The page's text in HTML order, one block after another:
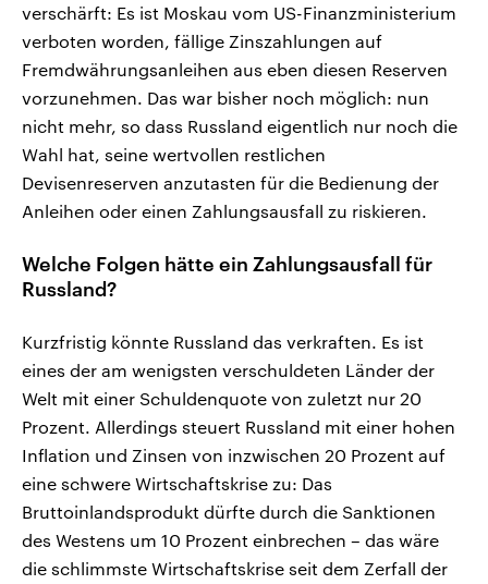
verschärft: Es ist Moskau vom US-Finanzministerium
verboten worden, fällige Zinszahlungen auf
Fremdwährungsanleihen aus eben diesen Reserven
vorzunehmen. Das war bisher noch möglich: nun
nicht mehr, so dass Russland eigentlich nur noch die
Wahl hat, seine wertvollen restlichen
Devisenreserven anzutasten für die Bedienung der
Anleihen oder einen Zahlungsausfall zu riskieren.
Welche Folgen hätte ein Zahlungsausfall für
Russland?
Kurzfristig könnte Russland das verkraften. Es ist
eines der am wenigsten verschuldeten Länder der
Welt mit einer Schuldenquote von zuletzt nur 20
Prozent. Allerdings steuert Russland mit einer hohen
Inflation und Zinsen von inzwischen 20 Prozent auf
eine schwere Wirtschaftskrise zu: Das
Bruttoinlandsprodukt dürfte durch die Sanktionen
des Westens um 10 Prozent einbrechen – das wäre
die schlimmste Wirtschaftskrise seit dem Zerfall der